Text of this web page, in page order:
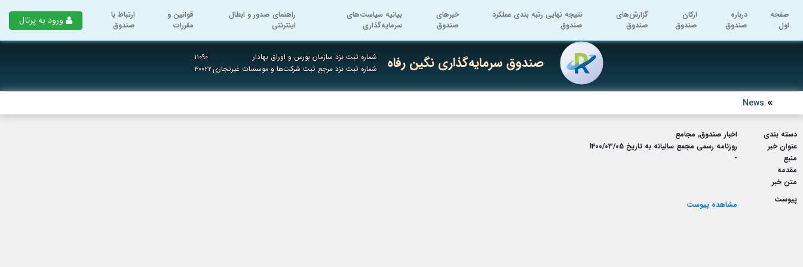
صفحه
اول
درباره
صندوق
ارکان
صندوق
گزارش‌های
صندوق
نتیجه نهایی رتبه بندی عملکرد
صندوق
خبرهای
صندوق
بیانیه سیاست‌های
سرمایه‌گذاری
راهنمای صدور و ابطال
اینترنتی
قوانین و
مقررات
ارتباط با
صندوق
ورود به پرتال
صندوق سرمایه‌گذاری نگین رفاه شماره ثبت نزد سازمان بورس و اوراق بهادار
۱۱۰۹۰
شماره ثبت نزد مرجع ثبت شرکت‌ها و موسسات غیرتجاری۳۰۰۲۲
News
دسته بندی
اخبار صندوق, مجامع
عنوان خبر
روزنامه رسمی مجمع سالیانه به تاریخ 1400/03/05
منبع
-
مقدمه
متن خبر
پیوست
مشاهده پیوست